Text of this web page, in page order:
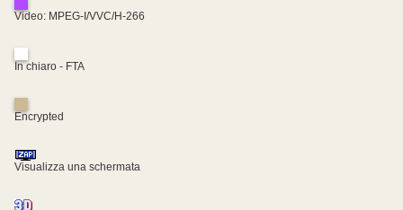
Video: MPEG-I/VVC/H-266
In chiaro - FTA
Encrypted
Visualizza una schermata